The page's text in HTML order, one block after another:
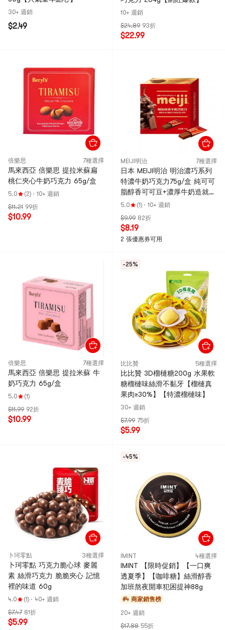
30+ 週銷
$2.49
10+ 週銷
$24.89 93折
$22.99
倍樂思 7種選擇
馬來西亞 倍樂思 提拉米蘇扁
桃仁夾心牛奶巧克力 65g/盒
5.0 (2) · 10+ 週銷
$11.21 99折
$10.99
MEIJI明治 7種選擇
日本 MEIJI明治 明治濃巧系列
特濃牛奶巧克力75g/盒 純可可
脂醇香可可豆+濃厚牛奶造就濃
鬱奶香巧克力 獨立小包排塊設
5.0 (1) · 10+ 週銷
$9.99 82折
$8.19
2 張優惠券可用
倍樂思 7種選擇
馬來西亞 倍樂思 提拉米蘇 牛
奶巧克力 65g/盒
5.0
(1)
$11.99 92折
$10.99
-25%
比比贊 5種選擇
比比贊 3D榴槤糖200g 水果軟
糖榴槤味絲滑不黏牙【榴槤真
果肉≥30%】【特濃榴槤味】
30+ 週銷
$7.99 75折
$5.99
卜珂零點 3種選擇
卜珂零點 巧克力脆心球 麥麗
素 絲滑巧克力 脆脆夾心 記憶
裡的味道 60g
4.0 (1) · 40+ 週銷
$7.47 81折
$5.99
-45%
IMINT 4種選擇
IMINT 【限時促銷】【一口爽
透夏季】【咖啡糖】絲滑醇香
加班熬夜開車犯困提神88g
#4 商家銷售榜
20+ 週銷
$17.88 55折